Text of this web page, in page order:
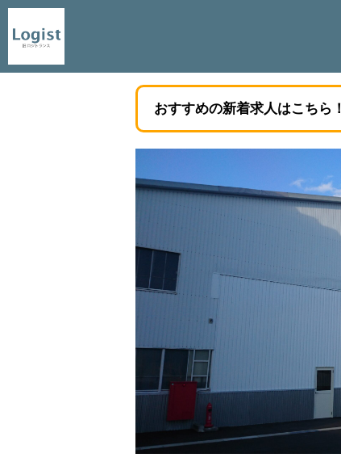
おすすめの新着求人はこちら！